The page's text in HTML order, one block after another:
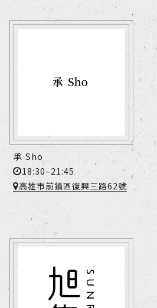
承 Sho
18:30–21:45
高雄市前鎮區復興三路62號